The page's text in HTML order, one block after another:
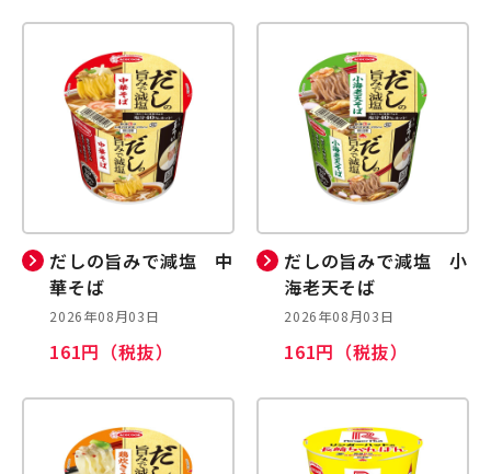
だしの旨みで減塩 中
華そば
2026年08月03日
161円（税抜）
だしの旨みで減塩 小
海老天そば
2026年08月03日
161円（税抜）